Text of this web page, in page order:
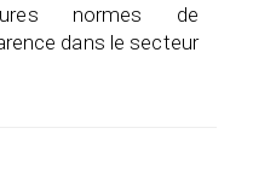
normes de
dans le secteur